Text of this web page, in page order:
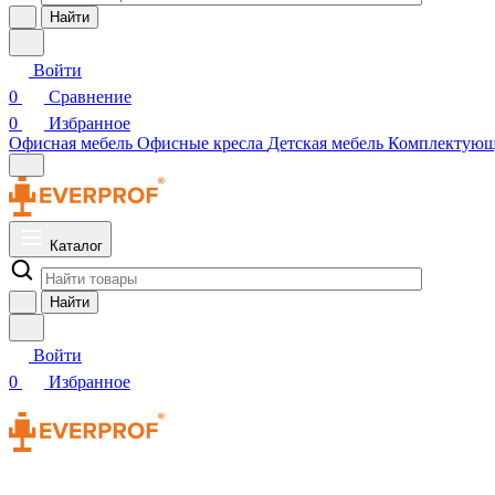
Найти
Войти
0
Сравнение
0
Избранное
Офисная мебель Офисные кресла Детская мебель
Каталог
Найти
Войти
0
Избранное